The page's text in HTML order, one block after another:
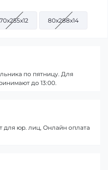
70x255x12 80x288x14
по пятницу. Для
до 13:00.
для юр. лиц, Онлайн оплата